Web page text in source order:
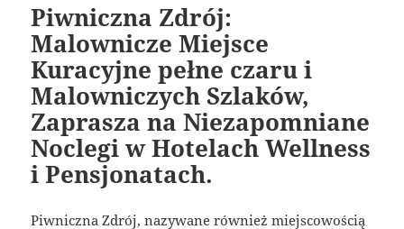
Piwniczna Zdrój:
Malownicze Miejsce
Kuracyjne pełne czaru i
Malowniczych Szlaków,
Zaprasza na Niezapomniane
Noclegi w Hotelach Wellness
i Pensjonatach.
Piwniczna Zdrój, nazywane również miejscowością